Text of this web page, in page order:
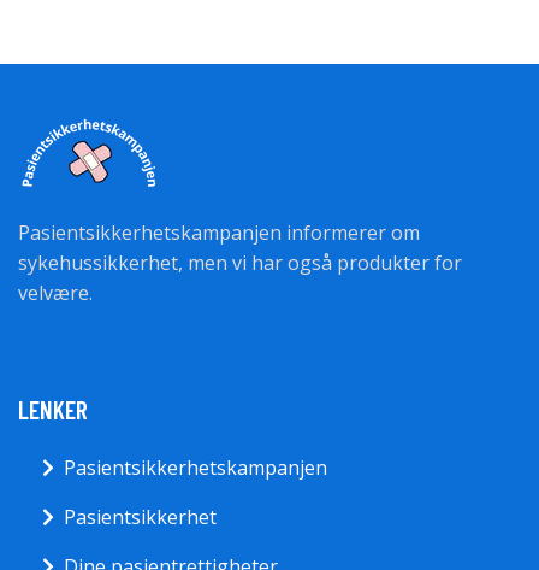
Pasientsikkerhetskampanjen informerer om
sykehussikkerhet, men vi har også produkter for
velvære.
LENKER
Pasientsikkerhetskampanjen
Pasientsikkerhet